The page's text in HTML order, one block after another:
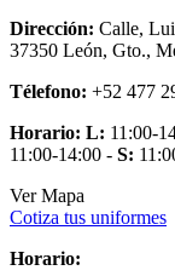
Dirección: Calle,
37350 León, Gto.,
Télefono: +52 477
Horario: L: 11:00-
11:00-14:00 - S:
Ver Mapa
Cotiza tus uniformes
Horario: